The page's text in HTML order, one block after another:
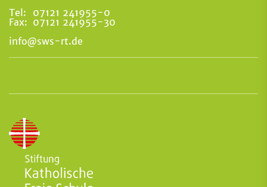
Tel:
07121 241955-0
Fax: 07121 241955-30
info@sws-rt.de